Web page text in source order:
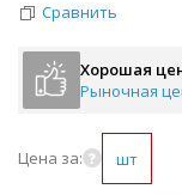
Сравнить
Хорошая
Рыночная
Цена за: шт